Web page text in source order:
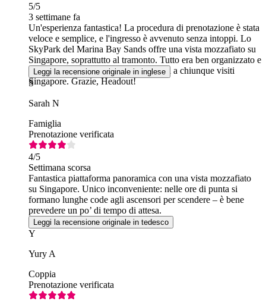
5/5
3 settimane fa
Un'esperienza fantastica! La procedura di prenotazione è stata
veloce e semplice, e l'ingresso è avvenuto senza intoppi. Lo
SkyPark del Marina Bay Sands offre una vista mozzafiato su
Singapore, soprattutto al tramonto. Tutto era ben organizzato e
consiglio vivamente questa esperienza a chiunque visiti
Singapore. Grazie, Headout!
Leggi la recensione originale in inglese
S
Sarah N
Famiglia
Prenotazione verificata
4/5
Settimana scorsa
Fantastica piattaforma panoramica con una vista mozzafiato
su Singapore. Unico inconveniente: nelle ore di punta si
formano lunghe code agli ascensori per scendere – è bene
prevedere un po’ di tempo di attesa.
Leggi la recensione originale in tedesco
Y
Yury A
Coppia
Prenotazione verificata